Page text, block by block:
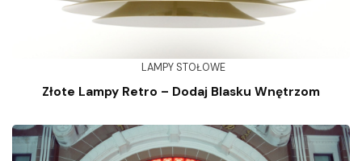
LAMPY STOŁOWE
Złote Lampy Retro – Dodaj Blasku Wnętrzom